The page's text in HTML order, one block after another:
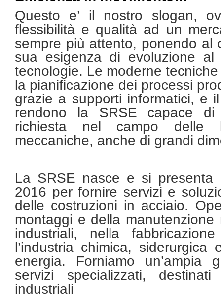
Questo e’ il nostro slogan,
flessibilità e qualità ad un
sempre più attento, ponendo al
sua esigenza di evoluzione
tecnologie. Le moderne
la pianificazione dei processi
grazie a supporti informatici, e
rendono la SRSE capace di
richiesta nel campo delle
meccaniche, anche di grandi
La SRSE nasce e si presenta
2016 per fornire servizi e
delle costruzioni in acciaio.
montaggi e della manutenzione
industriali, nella
l’industria chimica,
energia. Forniamo un’ampia
servizi specializzati,
industriali